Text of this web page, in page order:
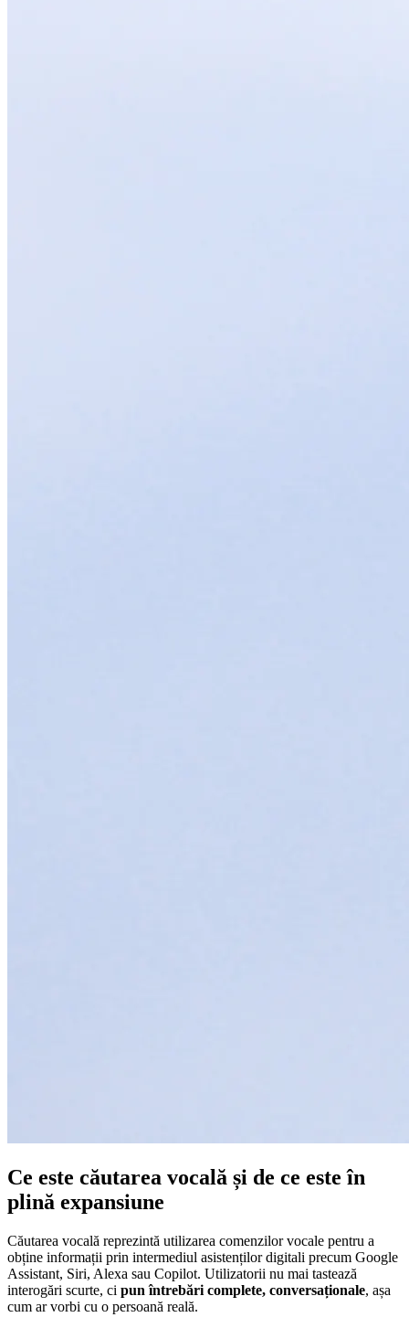
Ce este căutarea vocală și de ce este în
plină expansiune
Căutarea vocală reprezintă utilizarea comenzilor vocale pentru a
obține informații prin intermediul asistenților digitali precum Google
Assistant, Siri, Alexa sau Copilot. Utilizatorii nu mai tastează
interogări scurte, ci pun întrebări complete, conversaționale, așa
cum ar vorbi cu o persoană reală.